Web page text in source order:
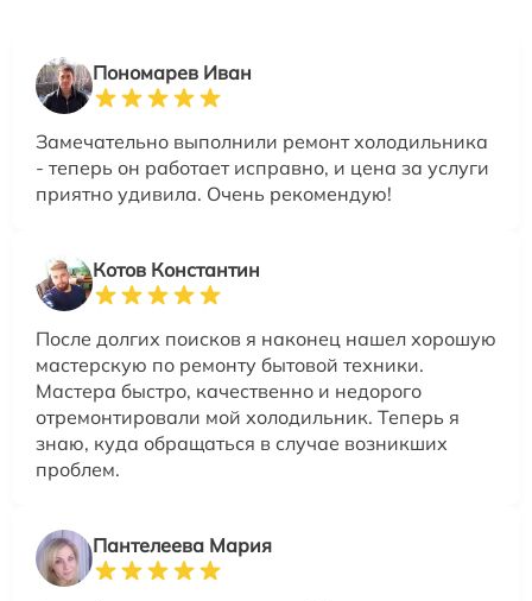
Пономарев Иван
Замечательно выполнили ремонт холодильника
- теперь он работает исправно, и цена за услуги
приятно удивила. Очень рекомендую!
Котов Константин
После долгих поисков я наконец нашел хорошую
мастерскую по ремонту бытовой техники.
Мастера быстро, качественно и недорого
отремонтировали мой холодильник. Теперь я
знаю, куда обращаться в случае возникших
проблем.
Пантелеева Мария